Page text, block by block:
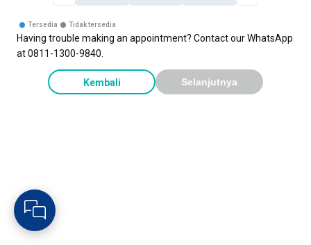
Tersedia Tidak tersedia
Having trouble making an appointment? Contact our WhatsApp
at 0811-1300-9840.
Kembali